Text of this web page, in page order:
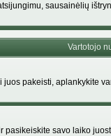
sausainėlių
Vartotojo
pakeisti, aplankykite
savo laiko